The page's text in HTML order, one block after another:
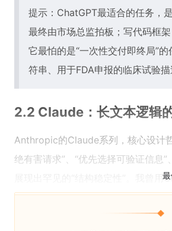
提示：ChatGPT最适合的任务，
最终由市场总监拍板；写代码框
它最怕的是“一次性交付即终局”
符串、用于FDA申报的临床试验
2.2 Claude：长文本逻辑
Anthropic的Claude系列，核心设计
绝有害请求”、“优先选择可验证信息
展现出罕见的“结构稳定性”。我曾